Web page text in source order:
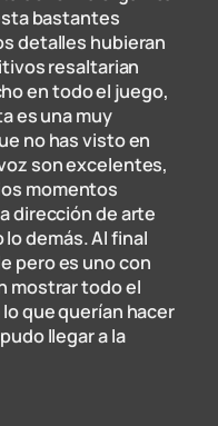
bastantes
detalles hubieran
resaltarian
en todo el juego,
es una muy
no has visto en
son excelentes,
momentos
dirección de arte
demás. Al final
pero es uno con
mostrar todo el
que querían hacer
llegar a la